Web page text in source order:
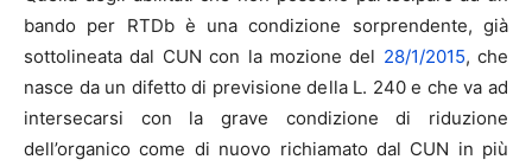
bando per RTDb è una condizione sorprendente, già
sottolineata dal CUN con la mozione del 28/1/2015, che
nasce da un difetto di previsione della L. 240 e che va ad
intersecarsi con la grave condizione di riduzione
dell’organico come di nuovo richiamato dal CUN in più